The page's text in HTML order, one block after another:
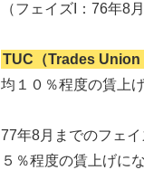
（フェイズI：76年8
TUC（Trades Union
均１０％程度の賃上
77年8月までのフェ
５％程度の賃上げに